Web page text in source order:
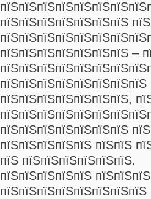
пїЅпїЅпїЅпїЅпїЅпїЅпїЅ пїЅ
пїЅпїЅпїЅпїЅпїЅпїЅпїЅ –
пїЅпїЅпїЅпїЅпїЅпїЅпїЅпїЅ
пїЅпїЅпїЅпїЅпїЅпїЅпїЅ,
пїЅпїЅпїЅпїЅпїЅпїЅпїЅ
пїЅпїЅпїЅпїЅпїЅ пїЅпїЅ
пїЅ пїЅпїЅпїЅпїЅпїЅпїЅ.
пїЅпїЅпїЅпїЅпїЅ